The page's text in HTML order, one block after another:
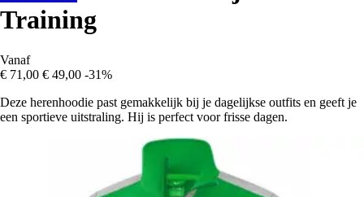
Training
Vanaf
€ 71,00 € 49,00 -31%
Deze herenhoodie past gemakkelijk bij je dagelijkse outfits en geeft je
een sportieve uitstraling. Hij is perfect voor frisse dagen.